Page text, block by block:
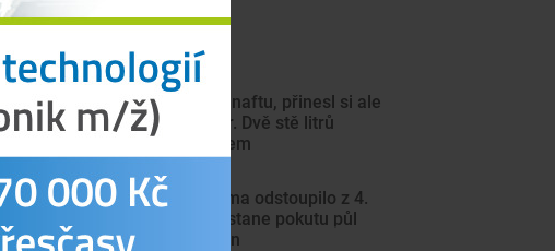
Nejnovější články
Chtěl ukrást naftu, přinesl si ale
malý kanystr. Dvě stě litrů
vyteklo na zem
Béčko Dynama odstoupilo z 4.
ligy. Klub dostane pokutu půl
milionu korun